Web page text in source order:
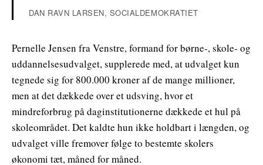
DAN RAVN LARSEN, SOCIALDEMOKRATIET
Pernelle Jensen fra Venstre, formand for børne-, skole- og
uddannelsesudvalget, supplerede med, at udvalget kun
tegnede sig for 800.000 kroner af de mange millioner,
men at det dækkede over et udsving, hvor et
mindreforbrug på daginstitutionerne dækkede et hul på
skoleområdet. Det kaldte hun ikke holdbart i længden, og
udvalget ville fremover følge to bestemte skolers
økonomi tæt, måned for måned.